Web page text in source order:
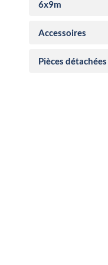
6x9m
Accessoires
Pièces détachées